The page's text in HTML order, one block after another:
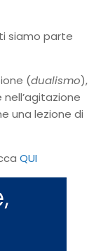
siamo parte
(dualismo),
una lezione di
QUI